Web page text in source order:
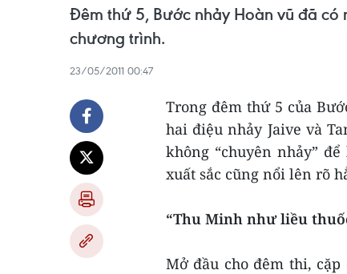
Đêm thứ 5, Bước nhảy Hoàn vũ đã
chương trình.
23/05/2011 00:47
Trong đêm thứ 5 của
hai điệu nhảy Jaive và
không “chuyên nhảy”
xuất sắc cũng nổi lên rõ
“Thu Minh như liều
Mở đầu cho đêm thi, cặp